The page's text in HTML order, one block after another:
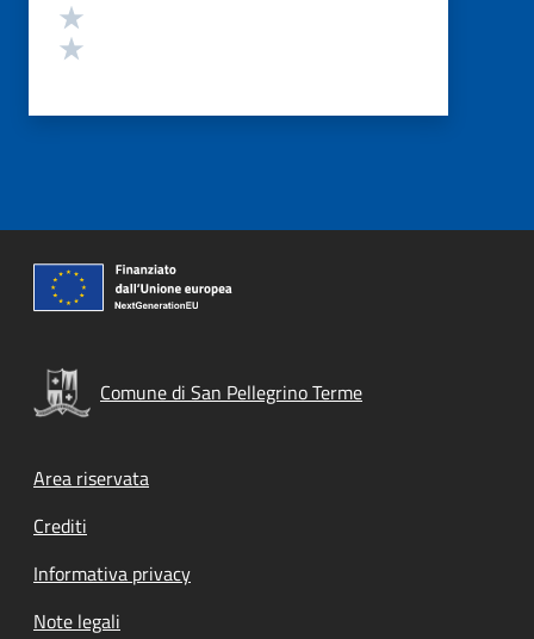
Comune di San Pellegrino Terme
Footer menu
Area riservata
Crediti
Informativa privacy
Note legali